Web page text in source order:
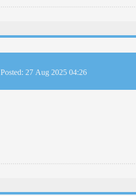
Posted: 27 Aug 2025 04:26